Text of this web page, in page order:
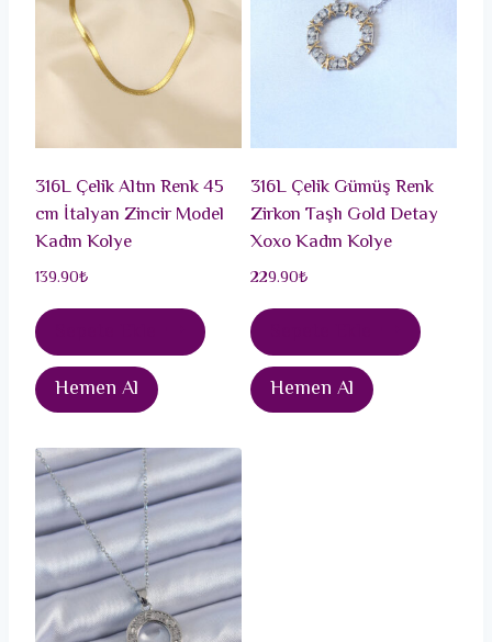
316L Çelik Altın Renk 45
cm İtalyan Zincir Model
Kadın Kolye
139.90₺
Hemen Al
316L Çelik Gümüş Renk
Zirkon Taşlı Gold Detay
Xoxo Kadın Kolye
229.90₺
Hemen Al